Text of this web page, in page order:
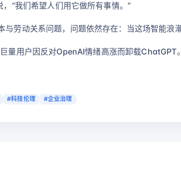
“我们希望人们用它做所有事情。”
与劳动关系问题，问题依然存在：当这场智能浪
量用户因反对OpenAI情绪高涨而卸载ChatGPT。
#科技伦理 #企业治理